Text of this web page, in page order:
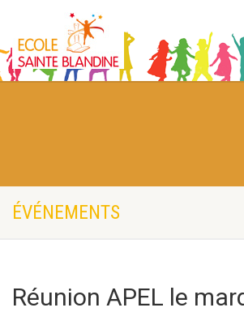
ÉVÉNEMENTS
Réunion APEL le